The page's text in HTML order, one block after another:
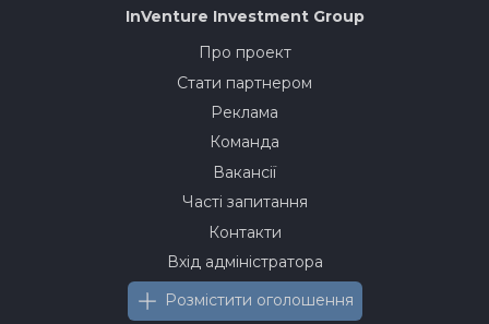
InVenture Investment Group
Про проект
Стати партнером
Реклама
Команда
Вакансії
Часті запитання
Контакти
Вхід адміністратора
Розмістити оголошення